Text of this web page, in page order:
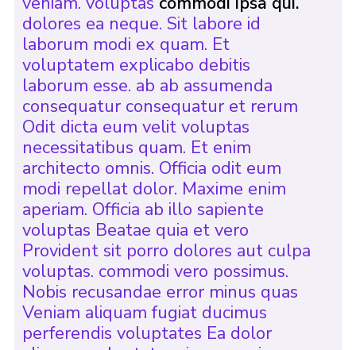
dolores ea neque. Sit labore id
laborum modi ex quam. Et
voluptatem explicabo debitis
laborum esse. ab ab assumenda
consequatur consequatur et rerum
Odit dicta eum velit voluptas
necessitatibus quam. Et enim
architecto omnis. Officia odit eum
modi repellat dolor. Maxime enim
aperiam. Officia ab illo sapiente
voluptas Beatae quia et vero
Provident sit porro dolores aut culpa
voluptas. commodi vero possimus.
Nobis recusandae error minus quas
Veniam aliquam fugiat ducimus
perferendis voluptates Ea dolor